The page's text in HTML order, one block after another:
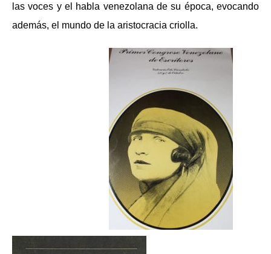
las voces y el habla venezolana de su época, evocando
además, el mundo de la aristocracia criolla.